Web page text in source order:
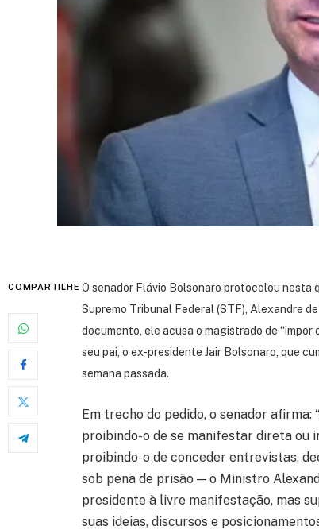
COMPARTILHE O senador Flávio Bolsonaro protocolou nesta
Supremo Tribunal Federal (STF), Alexandre
documento, ele acusa o magistrado de
seu pai, o ex-presidente Jair Bolsonaro, que
semana passada.
Em trecho do pedido, o senador
proibindo-o de se manifestar direta ou
proibindo-o de conceder entrevistas,
sob pena de prisão — o Ministro
presidente à livre manifestação, mas
suas ideias, discursos e